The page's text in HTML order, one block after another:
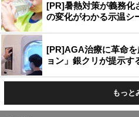
[PR]暑熱対策が義務化
の変化がわかる示温シ
[PR]AGA治療に革命
ョン」銀クリが提示す
もっと